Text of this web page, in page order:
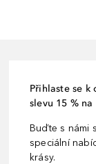
Přihlaste se k
slevu 15 %
Buďte s námi
speciální
krásy.